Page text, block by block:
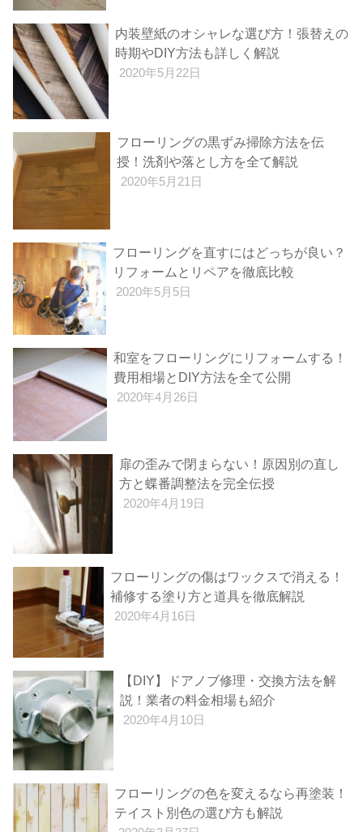
内装壁紙のオシャレな選び方！張替えの
時期やDIY方法も詳しく解説
2020年5月22日
フローリングの黒ずみ掃除方法を伝
授！洗剤や落とし方を全て解説
2020年5月21日
フローリングを直すにはどっちが良い？
リフォームとリペアを徹底比較
2020年5月5日
和室をフローリングにリフォームする！
費用相場とDIY方法を全て公開
2020年4月26日
扉の歪みで閉まらない！原因別の直し
方と蝶番調整法を完全伝授
2020年4月19日
フローリングの傷はワックスで消える！
補修する塗り方と道具を徹底解説
2020年4月16日
【DIY】ドアノブ修理・交換方法を解
説！業者の料金相場も紹介
2020年4月10日
フローリングの色を変えるなら再塗装！
テイスト別色の選び方も解説